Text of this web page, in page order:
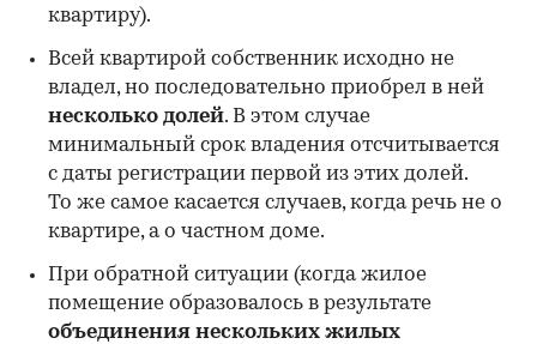
квартиру).
Всей квартирой собственник исходно не
владел, но последовательно приобрел в ней
несколько долей. В этом случае
минимальный срок владения отсчитывается
с даты регистрации первой из этих долей.
То же самое касается случаев, когда речь не о
квартире, а о частном доме.
При обратной ситуации (когда жилое
помещение образовалось в результате
объединения нескольких жилых